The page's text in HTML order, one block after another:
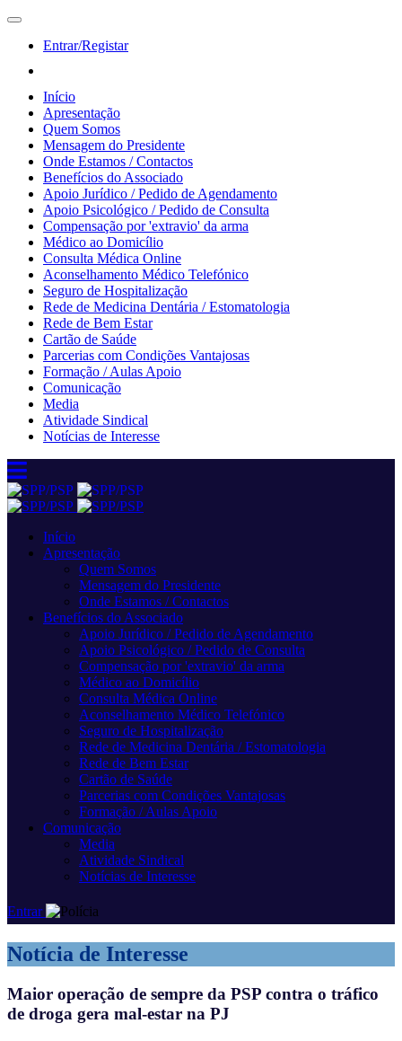
Entrar/Registar
Início
Apresentação
Quem Somos
Mensagem do Presidente
Onde Estamos / Contactos
Benefícios do Associado
Apoio Jurídico / Pedido de Agendamento
Apoio Psicológico / Pedido de Consulta
Compensação por 'extravio' da arma
Médico ao Domicílio
Consulta Médica Online
Aconselhamento Médico Telefónico
Seguro de Hospitalização
Rede de Medicina Dentária / Estomatologia
Rede de Bem Estar
Cartão de Saúde
Parcerias com Condições Vantajosas
Formação / Aulas Apoio
Comunicação
Media
Atividade Sindical
Notícias de Interesse
Início
Apresentação
Quem Somos
Mensagem do Presidente
Onde Estamos / Contactos
Benefícios do Associado
Apoio Jurídico / Pedido de Agendamento
Apoio Psicológico / Pedido de Consulta
Compensação por 'extravio' da arma
Médico ao Domicílio
Consulta Médica Online
Aconselhamento Médico Telefónico
Seguro de Hospitalização
Rede de Medicina Dentária / Estomatologia
Rede de Bem Estar
Cartão de Saúde
Parcerias com Condições Vantajosas
Formação / Aulas Apoio
Comunicação
Media
Atividade Sindical
Notícias de Interesse
Entrar
Notícia de Interesse
Maior operação de sempre da PSP contra o tráfico
de droga gera mal-estar na PJ